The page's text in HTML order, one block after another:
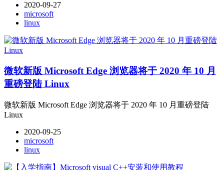
2020-09-27
microsoft
linux
微软新版 Microsoft Edge 浏览器将于 2020 年 10 月
重磅登陆 Linux
微软新版 Microsoft Edge 浏览器将于 2020 年 10 月重磅登陆
Linux
2020-09-25
microsoft
linux